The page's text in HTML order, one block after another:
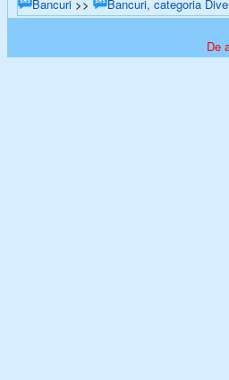
Bancuri >> Bancuri, categoria
De